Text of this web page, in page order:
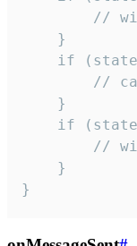
//
    }
if
//
    }
if
//
    }
}